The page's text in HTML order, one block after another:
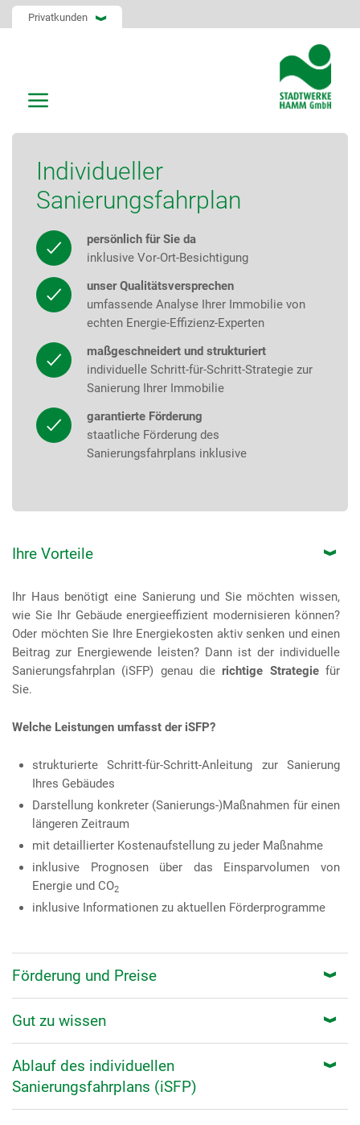
Privatkunden
Individueller
Sanierungsfahrplan
persönlich für Sie da
inklusive Vor-Ort-Besichtigung
unser Qualitätsversprechen
umfassende Analyse Ihrer Immobilie von
echten Energie-Effizienz-Experten
maßgeschneidert und strukturiert
individuelle Schritt-für-Schritt-Strategie zur
Sanierung Ihrer Immobilie
garantierte Förderung
staatliche Förderung des
Sanierungsfahrplans inklusive
Ihre Vorteile
Ihr Haus benötigt eine Sanierung und Sie möchten wissen,
wie Sie Ihr Gebäude energieeffizient modernisieren können?
Oder möchten Sie Ihre Energiekosten aktiv senken und einen
Beitrag zur Energiewende leisten? Dann ist der individuelle
Sanierungsfahrplan (iSFP) genau dierichtige Strategiefür
Sie.
Welche Leistungen umfasst der iSFP?
strukturierte Schritt-für-Schritt-Anleitung zur Sanierung
Ihres Gebäudes
Darstellung konkreter (Sanierungs-)Maßnahmen für einen
längeren Zeitraum
mit detaillierter Kostenaufstellung zu jeder Maßnahme
inklusive Prognosen über das Einsparvolumen von
Energie und CO2
inklusive Informationen zu aktuellen Förderprogramme
Förderung und Preise
Gut zu wissen
Ablauf des individuellen
Sanierungsfahrplans (iSFP)